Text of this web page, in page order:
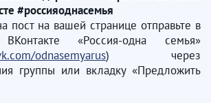
#россияоднасемья
пост на вашей странице отправьте в
«Россия-одна семья»
odnasemyarus) через
группы или вкладку «Предложить